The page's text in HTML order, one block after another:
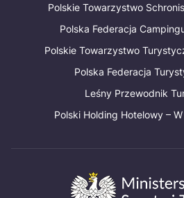
Polskie Towarzystwo
Polska Federacja
Polskie Towarzystwo
Polska Federacja
Leśny Przewodnik
Polski Holding Hotelowy –